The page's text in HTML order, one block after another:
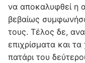
να αποκαλυφθεί η
βεβαίως
τους. Τέλος δε,
επιχρίσματα και
πατάρι του